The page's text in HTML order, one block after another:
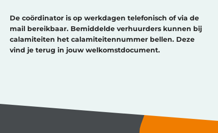
De coördinator is op werkdagen telefonisch of via de
mail bereikbaar. Bemiddelde verhuurders kunnen bij
calamiteiten het calamiteitennummer bellen. Deze
vind je terug in jouw welkomstdocument.